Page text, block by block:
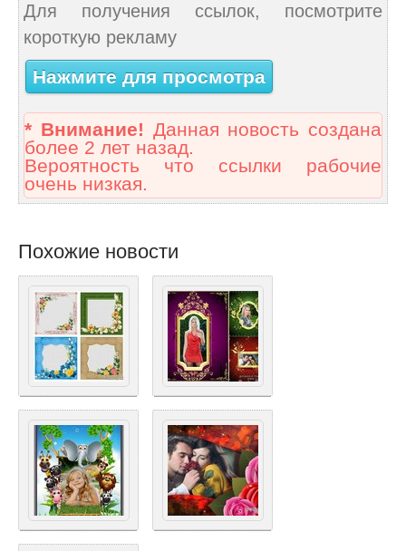
Для получения ссылок, посмотрите
короткую рекламу
Нажмите для просмотра
* Внимание! Данная новость создана
более 2 лет назад.
Вероятность что ссылки рабочие
очень низкая.
Похожие новости